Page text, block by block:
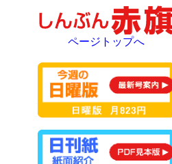
ページトップへ